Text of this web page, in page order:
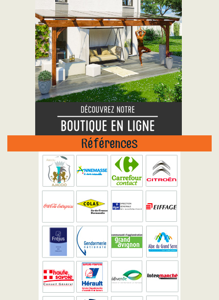
Références